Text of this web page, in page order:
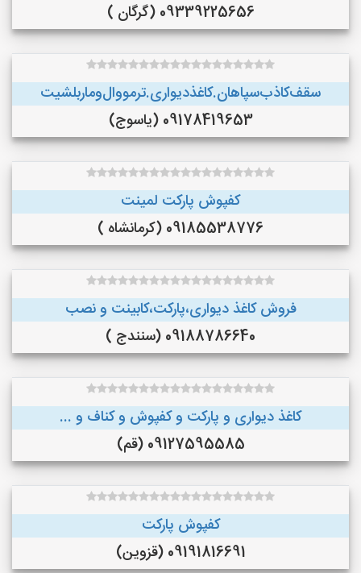
09339225656 (گرگان )
سقف‌کاذب‌سپاهان‌.کاغذ‌دیواری.ترمووال‌و‌ماربلشیت
09178419653 (یاسوج)
کفپوش پارکت لمینت
09185538776 (کرمانشاه )
فروش کاغذ دیواری،پارکت،کابینت و نصب
09188786640 (سنندج )
کاغذ دیواری و پارکت و کفپوش و کناف و ...
09127595585 (قم)
کفپوش پارکت
09191816691 (قزوین)